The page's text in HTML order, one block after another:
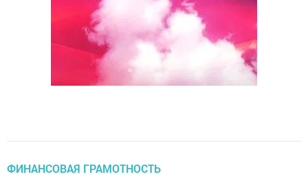
ФИНАНСОВАЯ ГРАМОТНОСТЬ